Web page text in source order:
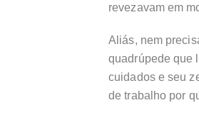
revezavam em
Aliás, nem
quadrúpede que
cuidados e seu
de trabalho por